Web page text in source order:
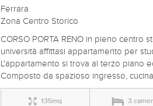
Ferrara
Zona Centro Storico
CORSO PORTA RENO in pieno centro
università affittasi appartamento per
L'appartamento si trova al terzo piano
Composto da spazioso ingresso,
135mq 3